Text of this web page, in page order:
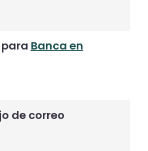
para Banca en
de correo